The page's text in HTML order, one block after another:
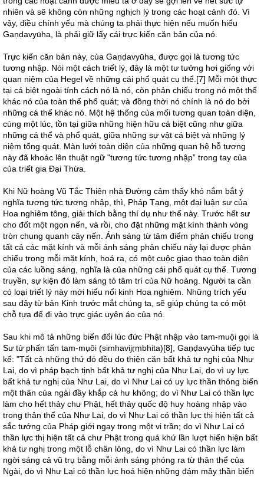
nhiên và sẽ không còn những nghịch lý trong các hoạt cảnh đó. Vì
vậy, điều chính yếu mà chúng ta phải thực hiện nếu muốn hiểu
Gaṇḍavyūha, là phải giữ lấy cái trực kiến căn bản của nó.
Trực kiến căn bản này, của Gaṇḍavyūha, được gọi là tương tức
tương nhập. Nói một cách triết lý, đây là một tư tưởng hơi giống với
quan niệm của Hegel về những cái phổ quát cụ thể.[7] Mỗi một thực
tại cá biệt ngoài tính cách nó là nó, còn phản chiếu trong nó một thể
khác nó của toàn thể phổ quát; và đồng thời nó chính là nó do bởi
những cá thể khác nó. Một hệ thống của mối tương quan toàn diện,
cùng một lúc, tồn tại giữa những hiện hữu cá biệt cũng như giữa
những cá thể và phổ quát, giữa những sự vật cá biệt và những lý
niệm tổng quát. Màn lưới toàn diện của những quan hệ hỗ tương
này đã khoác lên thuật ngữ "tương tức tương nhập” trong tay của
của triết gia Đại Thừa.
Khi Nữ hoàng Vũ Tắc Thiên nhà Đường cảm thấy khó nắm bắt ý
nghĩa tương tức tương nhập, thì, Pháp Tạng, một đại luận sư của
Hoa nghiêm tông, giải thích bằng thí dụ như thế này. Trước hết sư
cho đốt một ngọn nến, và rồi, cho đặt những mặt kính thành vòng
tròn chung quanh cây nến. Ánh sáng từ tâm điểm phản chiếu trong
tất cả các mặt kính và mỗi ánh sáng phản chiếu này lại được phản
chiếu trong mỗi mặt kính, hoá ra, có một cuộc giao thao toàn diện
của các luồng sáng, nghĩa là của những cái phổ quát cụ thể. Tương
truyền, sự kiện đó làm sáng tỏ tâm trí của Nữ hoàng. Người ta cần
có loại triết lý này mới hiểu nổi kinh Hoa nghiêm. Những trích yếu
sau đây từ bản Kinh trước mắt chúng ta, sẽ giúp chúng ta có một
chỗ tựa để đi vào trực giác uyên áo của nó.
Sau khi mô tả những biến đổi lúc đức Phật nhập vào tam-muội gọi là
Sư tử phấn tấn tam-mụôi (simhavijṛṃbhita)[8], Gaṇḍavyūha tiếp tục
kể: "Tất cả những thứ đó đều do thiện căn bất khả tư nghị của Như
Lai, do vì pháp bạch tịnh bất khả tư nghị của Như Lai, do vì uy lực
bất khả tư nghị của Như Lai, do vì Như Lai có uy lực thần thông biến
một thân của ngài đầy khắp cả hư không; do vì Như Lai có thần lực
làm cho hết thảy chư Phật, hết thảy quốc độ huy hoàng nhập vào
trong thân thể của Như Lai, do vì Như Lai có thần lực thị hiện tất cả
sắc tướng của Pháp giới ngay trong một vi trần; do vì Như Lai có
thần lực thị hiện tất cả chư Phật trong quá khứ lần lượt hiển hiện bất
khả tư nghị trong một lỗ chân lông, do vì Như Lai có thần lực làm
ngời sáng cả vũ trụ bằng mỗi ánh sáng phóng ra từ thân thể của
Ngài, do vì Như Lai có thần lực hoá hiện những đám mây thần biến